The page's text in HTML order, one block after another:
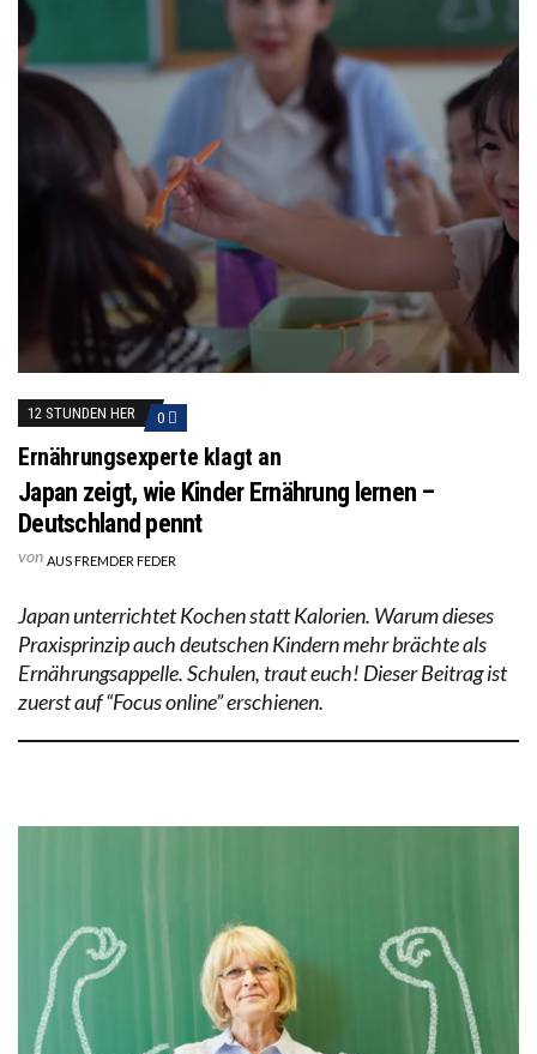
12 STUNDEN HER 0
Ernährungsexperte klagt an
Japan zeigt, wie Kinder Ernährung lernen –
Deutschland pennt
von AUS FREMDER FEDER
Japan unterrichtet Kochen statt Kalorien. Warum dieses
Praxisprinzip auch deutschen Kindern mehr brächte als
Ernährungsappelle. Schulen, traut euch! Dieser Beitrag ist
zuerst auf “Focus online” erschienen.